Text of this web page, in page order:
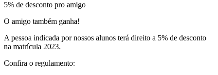
5% de desconto pro amigo
O amigo também ganha!
A pessoa indicada por nossos alunos terá direito a 5% de desconto
na matrícula 2023.
Confira o regulamento: